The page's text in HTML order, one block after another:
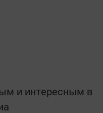
и интересным в